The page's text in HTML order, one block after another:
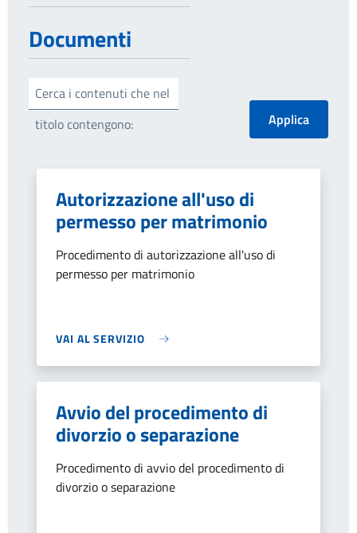
Documenti
Cerca i contenuti che nel
titolo contengono:
Autorizzazione all'uso di
permesso per matrimonio
Procedimento di autorizzazione all'uso di
permesso per matrimonio
VAI AL SERVIZIO
Avvio del procedimento di
divorzio o separazione
Procedimento di avvio del procedimento di
divorzio o separazione